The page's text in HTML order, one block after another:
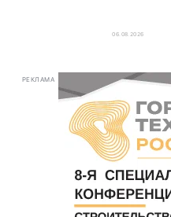
06.08.2026
РЕКЛАМА